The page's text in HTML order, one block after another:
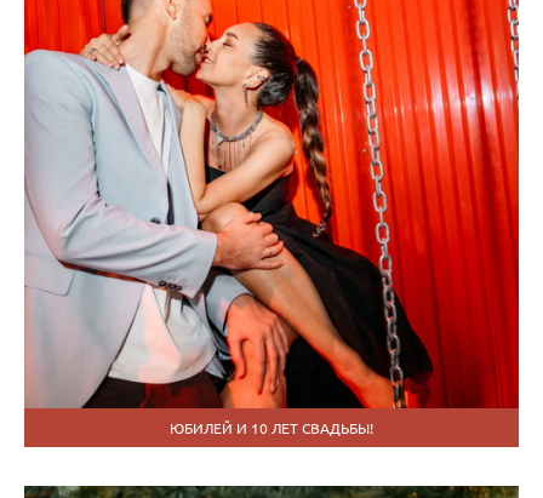
ЮБИЛЕЙ И 10 ЛЕТ СВАДЬБЫ!